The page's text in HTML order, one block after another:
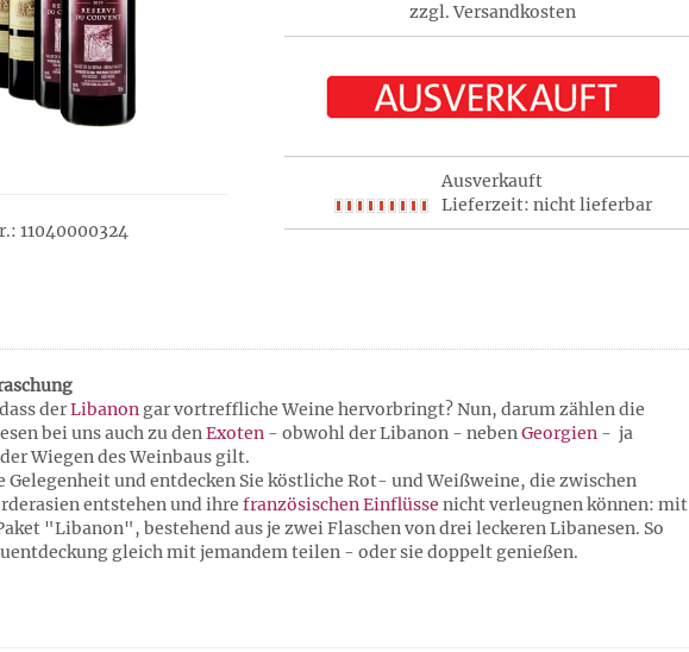
11040000324
zzgl. Versandkosten
Ausverkauft
Lieferzeit: nicht lieferbar
derLibanon gar vortreffliche Weine hervorbringt? Nun, darum zählen die
bei uns auch zu denExoten - obwohl der Libanon - nebenGeorgien - ja
Wiegen des Weinbaus gilt.
Gelegenheit und entdecken Sie köstliche Rot- und Weißweine, die zwischen
entstehen und ihre französischen Einflüsse nicht verleugnen können: mit
"Libanon", bestehend aus je zwei Flaschen von drei leckeren Libanesen. So
gleich mit jemandem teilen - oder sie doppelt genießen.